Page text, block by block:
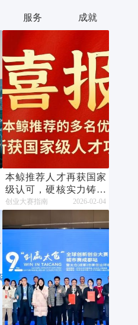
服务 成就
本鲸推荐人才再获国家
级认可，硬核实力铸就
行业标杆
创业大赛指南 2026-02-04